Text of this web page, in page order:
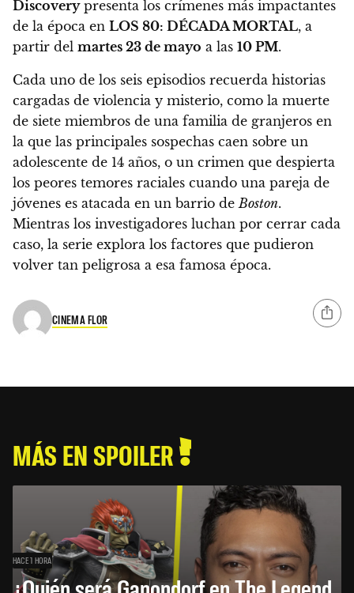
Discoverypresenta los crímenes más impactantes
de la época en LOS 80: DÉCADA MORTAL, a
partir del martes 23 de mayo a las 10 PM.
Cada uno de los seis episodios recuerda historias
cargadas de violencia y misterio, como la muerte
de siete miembros de una familia de granjeros en
la que las principales sospechas caen sobre un
adolescente de 14 años, o un crimen que despierta
los peores temores raciales cuando una pareja de
jóvenes es atacada en un barrio deBoston.
Mientras los investigadores luchan por cerrar cada
caso, la serie explora los factores que pudieron
volver tan peligrosa a esa famosa época.
CINEMA FLOR
MÁS EN SPOILER
HACE 1 HORA